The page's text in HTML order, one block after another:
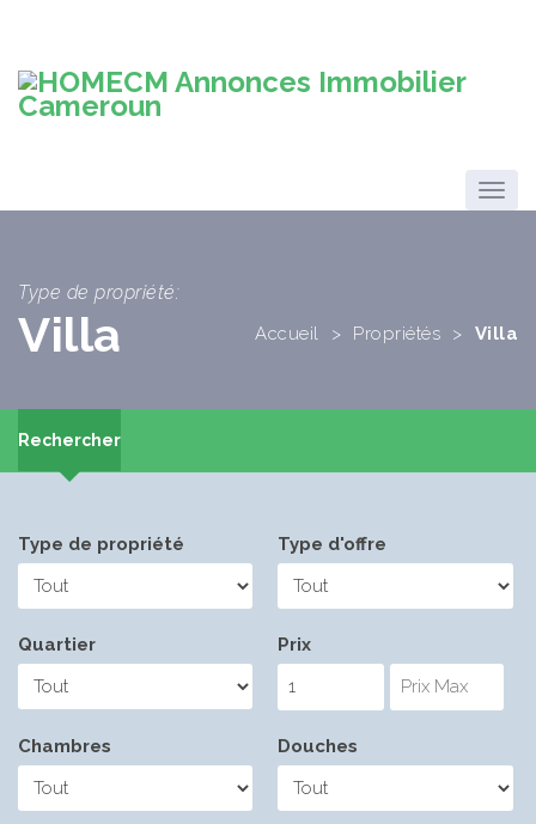
Type de propriété:
Villa Accueil > Propriétés > Villa
Rechercher
Type de propriété Type d'offre
Quartier Prix
Chambres Douches